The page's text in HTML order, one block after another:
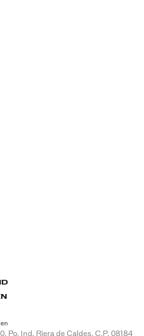
Po. Ind. Riera de Caldes, C.P. 08184